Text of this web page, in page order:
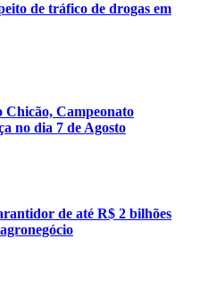
de tráfico de drogas em
Chicão, Campeonato
no dia 7 de Agosto
de até R$ 2 bilhões